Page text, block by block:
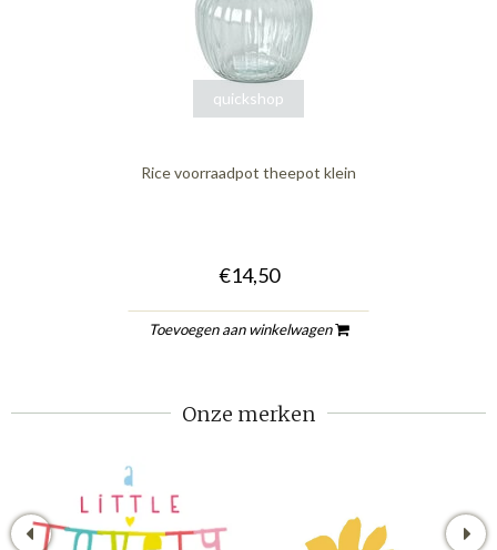
quickshop
Rice voorraadpot theepot klein
€14,50
Toevoegen aan winkelwagen
Onze merken